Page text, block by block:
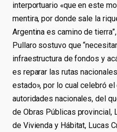
interportuario «que en este
mentira, por donde sale la
Argentina es camino de
Pullaro sostuvo que
infraestructura de fondos y
es reparar las rutas
estado», por lo cual celebró
autoridades nacionales, del
de Obras Públicas provincial,
de Vivienda y Hábitat, Lucas